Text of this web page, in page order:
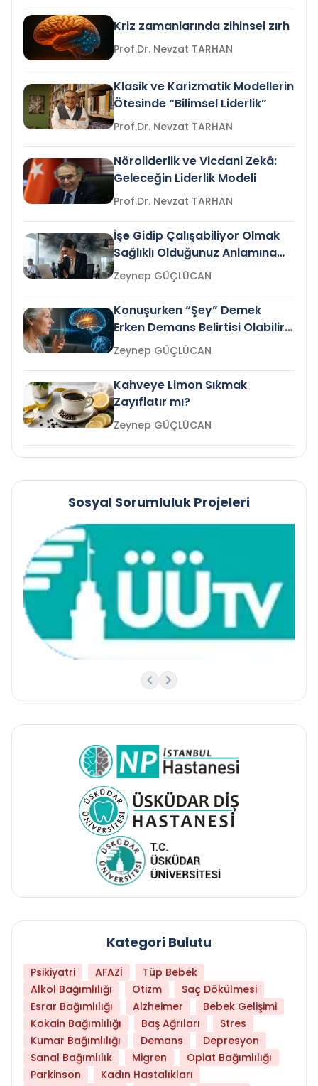
Kriz zamanlarında zihinsel zırh
Prof.Dr. Nevzat TARHAN
Klasik ve Karizmatik Modellerin
Ötesinde “Bilimsel Liderlik”
Prof.Dr. Nevzat TARHAN
Nöroliderlik ve Vicdani Zekâ:
Geleceğin Liderlik Modeli
Prof.Dr. Nevzat TARHAN
İşe Gidip Çalışabiliyor Olmak
Sağlıklı Olduğunuz Anlamına
Gelir mi?Zeynep GÜÇLÜCAN
Konuşurken “Şey” Demek
Erken Demans Belirtisi Olabilir
mi?
Zeynep GÜÇLÜCAN
Kahveye Limon Sıkmak
Zayıflatır mı?
Zeynep GÜÇLÜCAN
Sosyal Sorumluluk Projeleri
Kategori Bulutu
Psikiyatri AFAZİ
Tüp Bebek
Alkol Bağımlılığı
Otizm
Saç Dökülmesi
Esrar Bağımlılığı
Alzheimer
Bebek Gelişimi
Kokain Bağımlılığı
Baş Ağrıları
Stres
Kumar Bağımlılığı
Demans
Depresyon
Sanal Bağımlılık
Migren
Opiat Bağımlılığı
Parkinson
Kadın Hastalıkları